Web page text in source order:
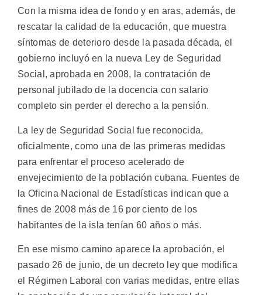
Con la misma idea de fondo y en aras, además, de
rescatar la calidad de la educación, que muestra
síntomas de deterioro desde la pasada década, el
gobierno incluyó en la nueva Ley de Seguridad
Social, aprobada en 2008, la contratación de
personal jubilado de la docencia con salario
completo sin perder el derecho a la pensión.
La ley de Seguridad Social fue reconocida,
oficialmente, como una de las primeras medidas
para enfrentar el proceso acelerado de
envejecimiento de la población cubana. Fuentes de
la Oficina Nacional de Estadísticas indican que a
fines de 2008 más de 16 por ciento de los
habitantes de la isla tenían 60 años o más.
En ese mismo camino aparece la aprobación, el
pasado 26 de junio, de un decreto ley que modifica
el Régimen Laboral con varias medidas, entre ellas